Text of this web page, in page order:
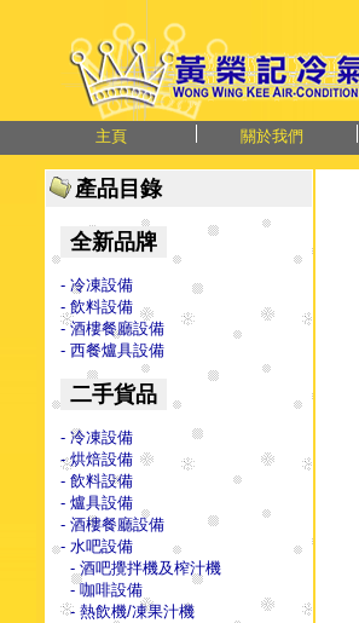
主頁 關於我們
產品目錄
全新品牌
- 冷凍設備
- 飲料設備
- 酒樓餐廳設備
- 西餐爐具設備
二手貨品
- 冷凍設備
- 烘焙設備
- 飲料設備
- 爐具設備
- 酒樓餐廳設備
- 水吧設備
- 酒吧攪拌機及榨汁機
- 咖啡設備
- 熱飲機/凍果汁機